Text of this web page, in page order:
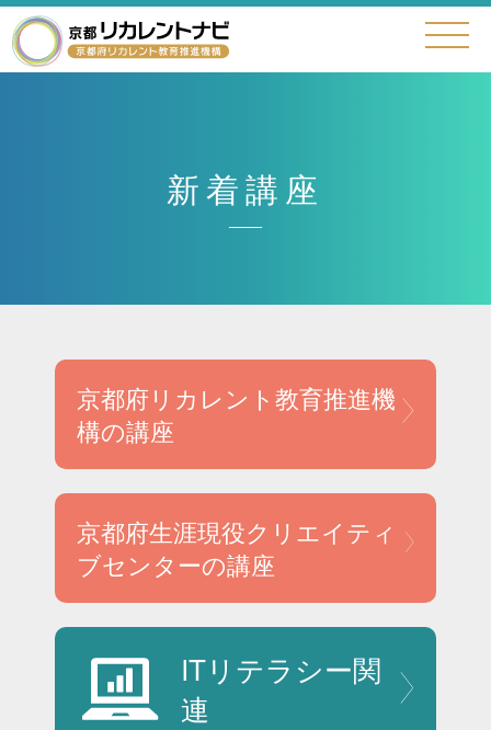
新着講座
京都府リカレント教育推進機
構の講座
京都府生涯現役クリエイティ
ブセンターの講座
ITリテラシー関
連